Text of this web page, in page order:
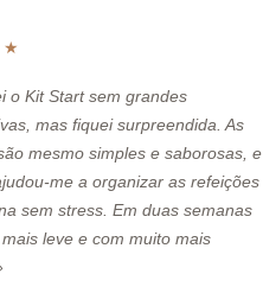
o Kit Start sem grandes
mas fiquei surpreendida. As
mesmo simples e saborosas, e
me a organizar as refeições
sem stress. Em duas semanas
leve e com muito mais